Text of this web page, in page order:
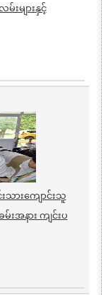
းများနှင့်
သားကျောင်းသူ
းအနား ကျင်းပ